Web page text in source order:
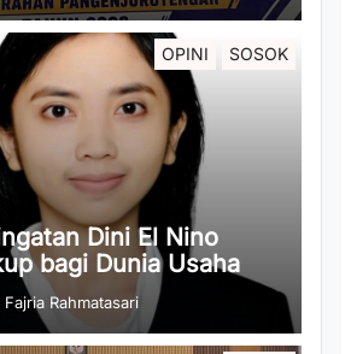
OPINI SOSOK
Dini El Nino
bagi Dunia Usaha
Fajria Rahmatasari